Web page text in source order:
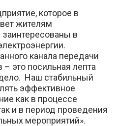
которое в
жителям
в
канала передачи
это посильная лепта
Наш стабильный
эффективное
как в процессе
и в период проведения
мероприятий».